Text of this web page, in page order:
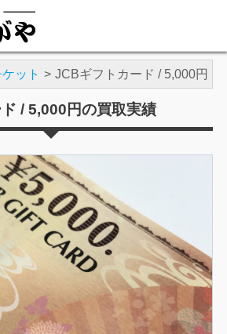
ット JCBギフトカード / 5,000円
/ 5,000円の買取実績